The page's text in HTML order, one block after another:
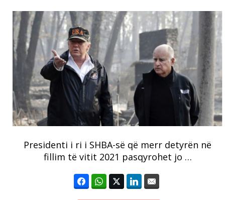
Presidenti i ri i SHBA-së që merr detyrën në
fillim të vitit 2021 pasqyrohet jo …